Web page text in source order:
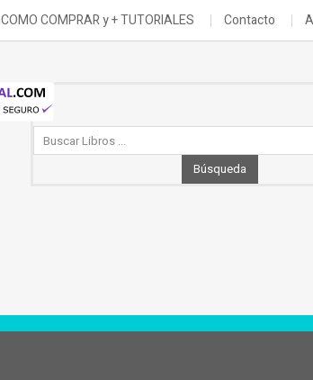
COMO COMPRAR y + TUTORIALES Contacto
Búsqueda